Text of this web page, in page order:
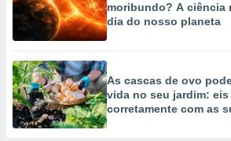
moribundo? A ciência
dia do nosso planeta
As cascas de ovo
vida no seu jardim:
corretamente com as